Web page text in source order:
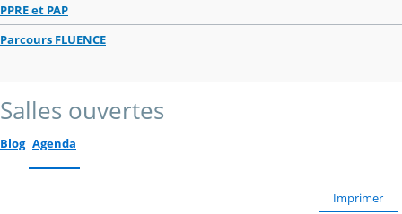
PPRE et PAP
Parcours FLUENCE
Salles ouvertes
Blog Agenda
Imprimer